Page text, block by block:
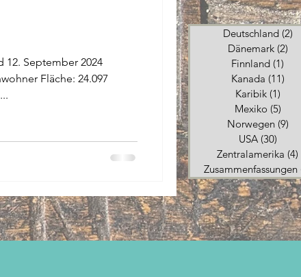
12. September 2024
Fläche: 24.097
Deutschland (2)
Dänemark (2)
Finnland (1)
Kanada (11)
Karibik (1)
Mexiko (5)
Norwegen (9)
USA (30)
Zentralamerika (4)
Zusammenfassungen